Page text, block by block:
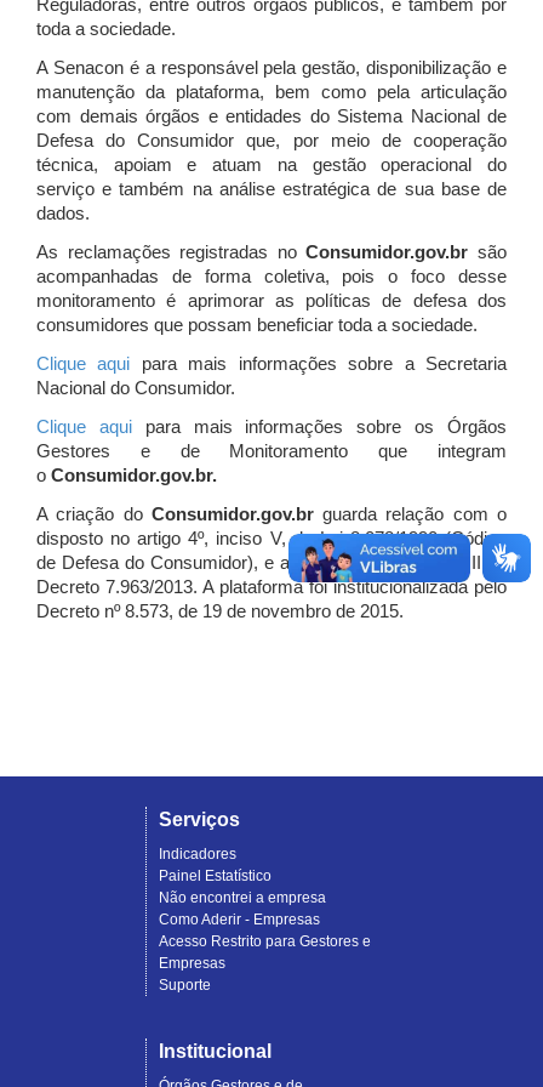
Reguladoras, entre outros órgãos públicos, e também por
toda a sociedade.
A Senacon é a responsável pela gestão, disponibilização e
manutenção da plataforma, bem como pela articulação
com demais órgãos e entidades do Sistema Nacional de
Defesa do Consumidor que, por meio de cooperação
técnica, apoiam e atuam na gestão operacional do
serviço e também na análise estratégica de sua base de
dados.
As reclamações registradas noConsumidor.gov.br são
acompanhadas de forma coletiva, pois o foco desse
monitoramento é aprimorar as políticas de defesa dos
consumidores que possam beneficiar toda a sociedade.
Clique aqui para mais informações sobre a Secretaria
Nacional do Consumidor.
Clique aquipara mais informações sobre os Órgãos
Gestores e de Monitoramento que integram
o Consumidor.gov.br.
A criação do Consumidor.gov.brguarda relação com o
disposto no artigo 4º, inciso V, da Lei 8.078/1990 (Código
de Defesa do Consumidor), e artigo 7º, incisos I, II e III do
Decreto 7.963/2013. A plataforma foi institucionalizada pelo
Decreto nº 8.573, de 19 de novembro de 2015.
Serviços
Indicadores
Painel Estatístico
Não encontrei a empresa
Como Aderir - Empresas
Acesso Restrito para Gestores e
Empresas
Suporte
Institucional